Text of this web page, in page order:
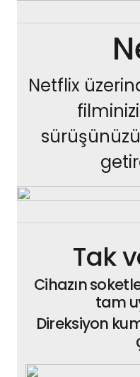
Netflix
Tak
Cihazın
tam
Direksiyon